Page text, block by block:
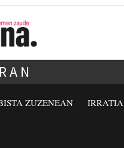
ZUZENEAN